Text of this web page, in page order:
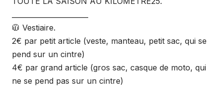
🧥 Vestiaire.
2€ par petit article (veste, manteau, petit sac, qui se
pend sur un cintre)
4€ par grand article (gros sac, casque de moto, qui
ne se pend pas sur un cintre)